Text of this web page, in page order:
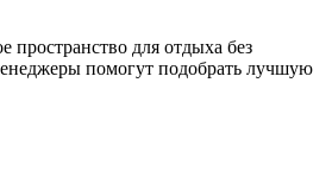
пространство для отдыха без
помогут подобрать лучшую